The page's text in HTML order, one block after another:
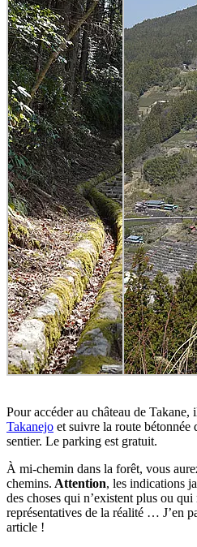
Pour accéder au château de Takane,
Takanejo et suivre la route bétonnée
sentier. Le parking est gratuit.
À mi-chemin dans la forêt, vous
chemins. Attention, les indications
des choses qui n’existent plus ou
représentatives de la réalité … J’en
article !